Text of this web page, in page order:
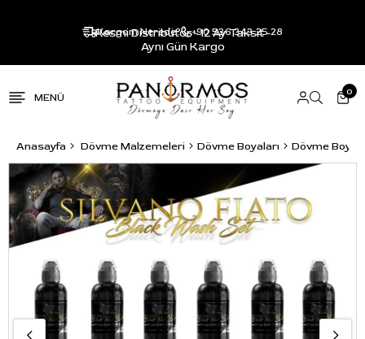
Resmi Distribütör - 12 Ay Taksit -
Aynı Gün Kargo
Kargom Nerede? +90 536 343 25 28
0
Anasayfa Dövme Malzemeleri Dövme Boyaları Dövme Boya